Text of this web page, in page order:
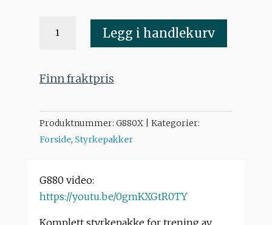
antall
Legg i handlekurv
Finn fraktpris
Produktnummer: G880X
Kategorier:
Forside, Styrkepakker
G880 video:
https://youtu.be/0gmKXGtR0TY